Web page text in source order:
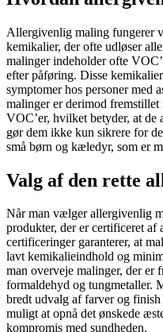
Allergivenlig maling fungerer
kemikalier, der ofte udløser
malinger indeholder ofte
efter påføring. Disse
symptomer hos personer med
malinger er derimod
VOC’er, hvilket betyder, at
gør dem ikke kun sikrere for
små børn og kæledyr, som er
Valg af den rette
Når man vælger allergivenlig
produkter, der er certificeret
certificeringer garanterer, at
lavt kemikalieindhold og
man overveje malinger, der er
formaldehyd og tungmetaller.
bredt udvalg af farver og
muligt at opnå det ønskede
kompromis med sundheden.